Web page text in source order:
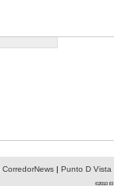
CorredorNews| Punto D Vista
©2010 El